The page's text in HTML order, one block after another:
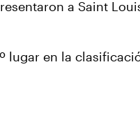
a Saint
lugar en la